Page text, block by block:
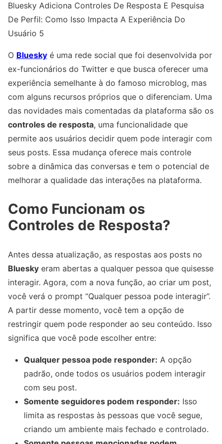
Bluesky Adiciona Controles De Resposta E Pesquisa
De Perfil: Como Isso Impacta A Experiência Do
Usuário 5
O Bluesky é uma rede social que foi desenvolvida por
ex-funcionários do Twitter e que busca oferecer uma
experiência semelhante à do famoso microblog, mas
com alguns recursos próprios que o diferenciam. Uma
das novidades mais comentadas da plataforma são os
controles de resposta, uma funcionalidade que
permite aos usuários decidir quem pode interagir com
seus posts. Essa mudança oferece mais controle
sobre a dinâmica das conversas e tem o potencial de
melhorar a qualidade das interações na plataforma.
Como Funcionam os
Controles de Resposta?
Antes dessa atualização, as respostas aos posts no
Bluesky eram abertas a qualquer pessoa que quisesse
interagir. Agora, com a nova função, ao criar um post,
você verá o prompt “Qualquer pessoa pode interagir”.
A partir desse momento, você tem a opção de
restringir quem pode responder ao seu conteúdo. Isso
significa que você pode escolher entre:
Qualquer pessoa pode responder: A opção
padrão, onde todos os usuários podem interagir
com seu post.
Somente seguidores podem responder: Isso
limita as respostas às pessoas que você segue,
criando um ambiente mais fechado e controlado.